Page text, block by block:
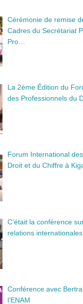
Cérémonie de remise
Cadres du Secrétariat
Pro…
La 2ème Édition du
des Professionnels du
Forum International
Droit et du Chiffre à
C’était la conférence
relations
Conférence avec
l’ENAM